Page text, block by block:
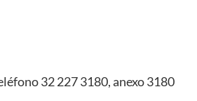
32 227 3180, anexo 3180